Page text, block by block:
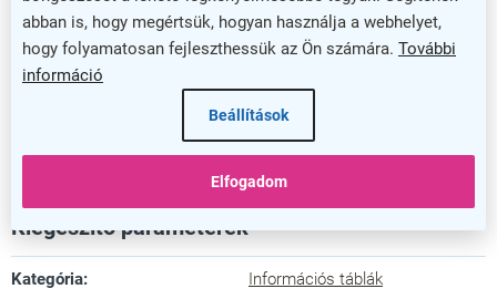
abban is, hogy megértsük, hogyan használja a webhelyet,
hogy folyamatosan fejleszthessük az Ön számára. További
információ
Beállítások
Elfogadom
praktikus és professzionális megjelenést kölcsönöz
bármely üzleti környezetnek.
Válassza ezt a szórólap állványt, hogy hatékonyan
és esztétikusan mutathassa be kínálatát
ügyfeleinek! Rendelje meg most, és tegye vonzóbbá
Kiegészítő paraméterek
Kategória: Információs táblák